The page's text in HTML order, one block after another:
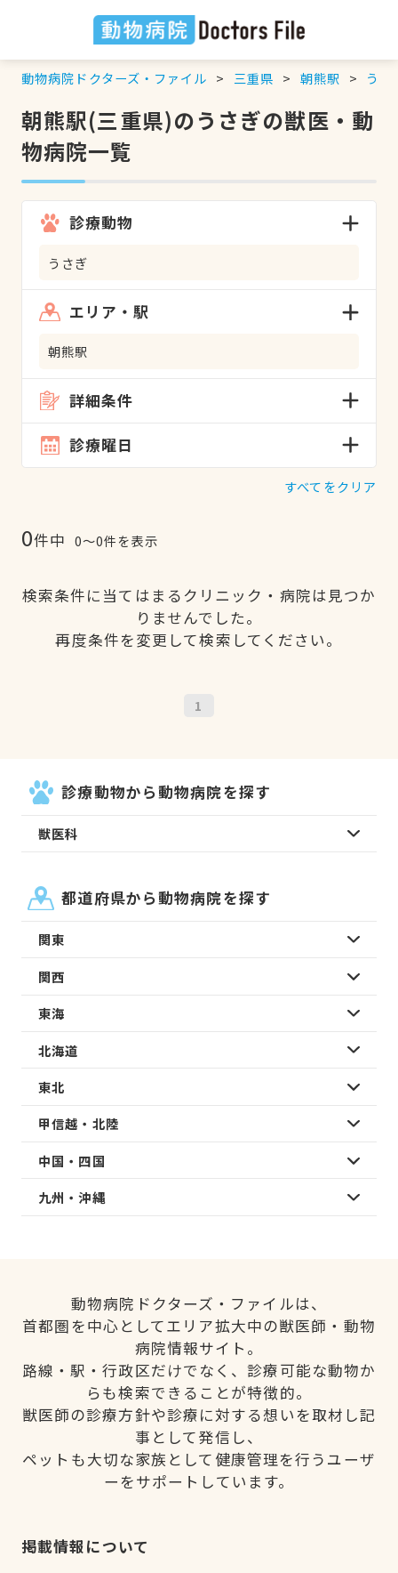
動物病院ドクターズ・ファイル 三重県 朝熊駅 うさ
朝熊駅(三重県)のうさぎの獣医・動
物病院一覧
診療動物
うさぎ
エリア・駅
朝熊駅
詳細条件
診療曜日
すべてをクリア
0件中 0〜0件を表示
検索条件に当てはまるクリニック・病院は見つか
りませんでした。
再度条件を変更して検索してください。
1
診療動物から動物病院を探す
獣医科
都道府県から動物病院を探す
関東
関西
東海
北海道
東北
甲信越・北陸
中国・四国
九州・沖縄
動物病院ドクターズ・ファイルは、
首都圏を中心としてエリア拡大中の獣医師・動物
病院情報サイト。
路線・駅・行政区だけでなく、診療可能な動物か
らも検索できることが特徴的。
獣医師の診療方針や診療に対する想いを取材し記
事として発信し、
ペットも大切な家族として健康管理を行うユーザ
ーをサポートしています。
掲載情報について